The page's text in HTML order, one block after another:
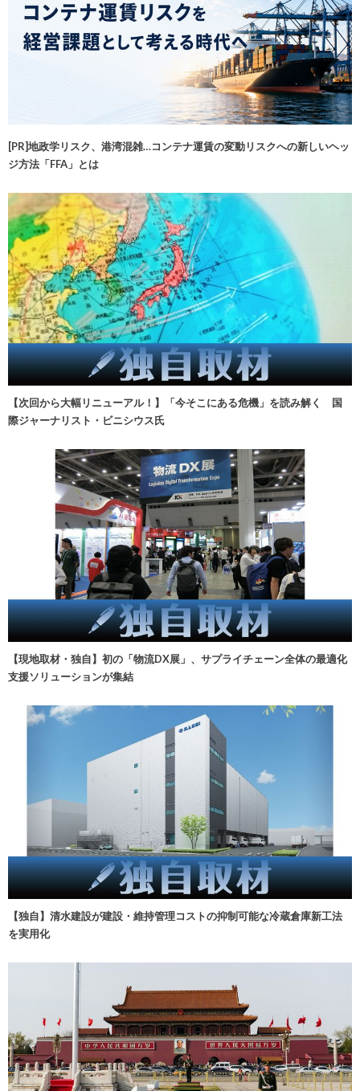
[PR]地政学リスク、港湾混雑…コンテナ運賃の変動リスクへの新しいヘッ
ジ方法「FFA」とは
【次回から大幅リニューアル！】「今そこにある危機」を読み解く 国
際ジャーナリスト・ビニシウス氏
【現地取材・独自】初の「物流DX展」、サプライチェーン全体の最適化
支援ソリューションが集結
【独自】清水建設が建設・維持管理コストの抑制可能な冷蔵倉庫新工法
を実用化